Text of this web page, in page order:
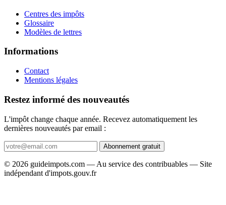
Centres des impôts
Glossaire
Modèles de lettres
Informations
Contact
Mentions légales
Restez informé des nouveautés
L'impôt change chaque année. Recevez automatiquement les
dernières nouveautés par email :
Abonnement gratuit
© 2026 guideimpots.com — Au service des contribuables — Site
indépendant d'impots.gouv.fr